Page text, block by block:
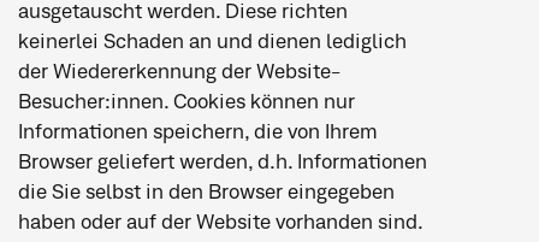
ausgetauscht werden. Diese richten
keinerlei Schaden an und dienen lediglich
der Wiedererkennung der Website-
Besucher:innen. Cookies können nur
Informationen speichern, die von Ihrem
Browser geliefert werden, d.h. Informationen
die Sie selbst in den Browser eingegeben
haben oder auf der Website vorhanden sind.